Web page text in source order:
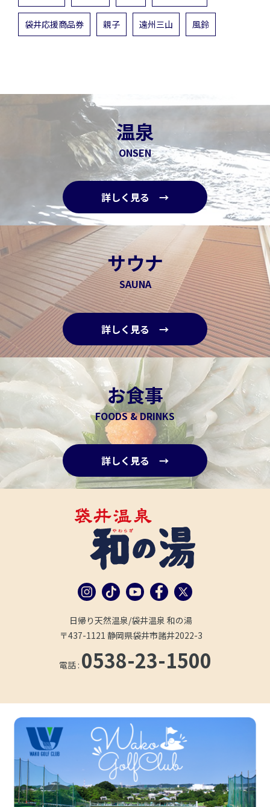
袋井応援商品券 親子 遠州三山 風鈴
温泉
ONSEN
詳しく見る →
サウナ
SAUNA
詳しく見る →
お食事
FOODS & DRINKS
詳しく見る →
日帰り天然温泉/袋井温泉 和の湯
〒437-1121 静岡県袋井市諸井2022-3
電話 : 0538-23-1500